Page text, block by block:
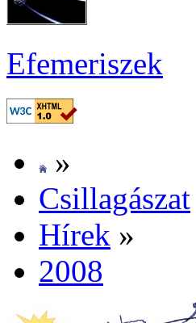
Efe­me­ri­szek
»
Csil­la­gá­szat
Hí­rek »
2008